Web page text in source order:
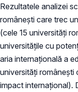
Rezultatele analizei
românești care trec
(cele 15 universități
universitățile cu
aria internațională a
universităţi româneşti
impact internațional).